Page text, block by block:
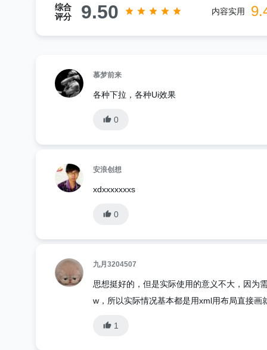
综合
评分
9.50 内容实用
慕梦前来
各种下拉，各种Ui效果
0
安浪创想
xdxxxxxxxs
0
九月3204507
思想挺好的，但是实际使用的意义不大，因为
w，所以实际情况基本都是用xml用布局直接画
1